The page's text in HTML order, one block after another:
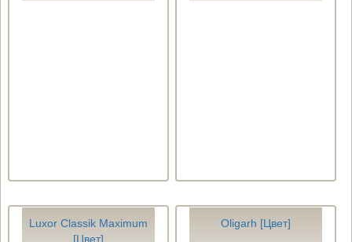
Luxor Classik Maximum
[Цвет]
Oligarh [Цвет]